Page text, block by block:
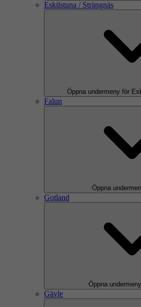
Eskilstuna / Strängnäs
Öppna undermeny för
Falun
Öppna
Gotland
Öppna
Gävle